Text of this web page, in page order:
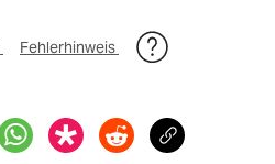
Fehlerhinweis